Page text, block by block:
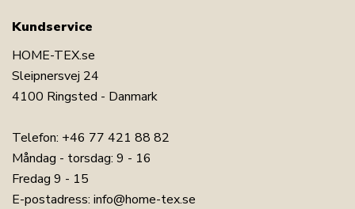
Kundservice
HOME-TEX.se
Sleipnersvej 24
4100 Ringsted - Danmark
Telefon: +46 77 421 88 82
Måndag - torsdag: 9 - 16
Fredag 9 - 15
E-postadress: info@home-tex.se